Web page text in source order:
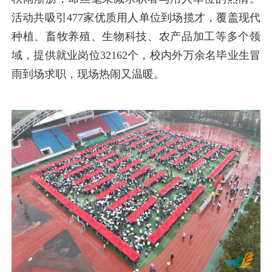
活动共吸引477家优质用人单位到场揽才，覆盖现代
种植、畜牧养殖、生物科技、农产品加工等多个领
域，提供就业岗位32162个，校内外万余名毕业生冒
雨到场求职，现场热闹又温暖。